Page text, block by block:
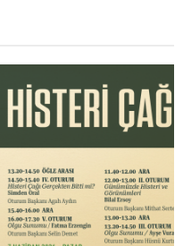
A
R
H